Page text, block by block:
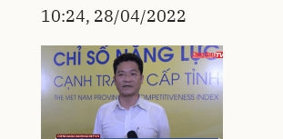
10:24, 28/04/2022